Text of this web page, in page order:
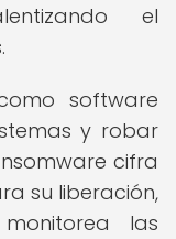
el
software
y robar
cifra
su liberación,
las